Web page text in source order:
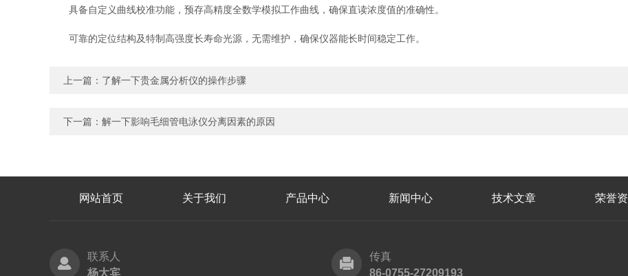
具备自定义曲线校准功能，预存高精度全数学模拟工作曲线，确保直读浓度值的准确性。
可靠的定位结构及特制高强度长寿命光源，无需维护，确保仪器能长时间稳定工作。
上一篇： 了解一下贵金属分析仪的操作步骤
下一篇： 解一下影响毛细管电泳仪分离因素的原因
网站首页 关于我们 产品中心 新闻中心 技术文章 荣誉
联系人
杨大宾
传真
86-0755-27209193